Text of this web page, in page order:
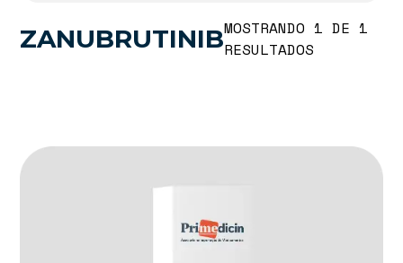
ZANUBRUTINIBMOSTRANDO 1 DE 1
RESULTADOS